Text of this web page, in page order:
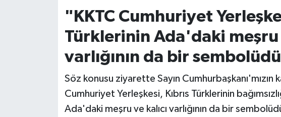
"KKTC Cumhuriyet
Türklerinin Ada'daki meşru
varlığının da bir
Söz konusu ziyarette Sayın Cumhurbaşkanı'mızın
Cumhuriyet Yerleşkesi, Kıbrıs Türklerinin
Ada'daki meşru ve kalıcı varlığının da bir